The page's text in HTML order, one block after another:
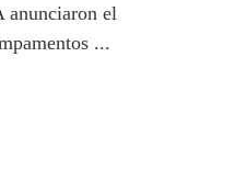
el
...